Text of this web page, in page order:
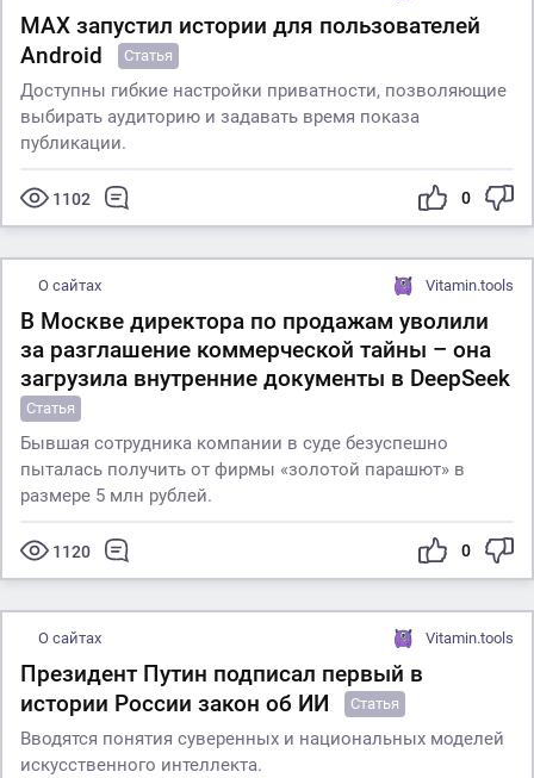
МАХ запустил истории для пользователей
Android
Статья
Доступны гибкие настройки приватности, позволяющие
выбирать аудиторию и задавать время показа
публикации.
1102 0
О сайтах Vitamin.tools
В Москве директора по продажам уволили
за разглашение коммерческой тайны – она
загрузила внутренние документы в DeepSeek
Статья
Бывшая сотрудника компании в суде безуспешно
пыталась получить от фирмы «золотой парашют» в
размере 5 млн рублей.
1120 0
О сайтах Vitamin.tools
Президент Путин подписал первый в
истории России закон об ИИ
Статья
Вводятся понятия суверенных и национальных моделей
искусственного интеллекта.